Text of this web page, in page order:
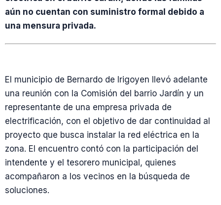
aún no cuentan con suministro formal debido a
una mensura privada.
El municipio de Bernardo de Irigoyen llevó adelante
una reunión con la Comisión del barrio Jardín y un
representante de una empresa privada de
electrificación, con el objetivo de dar continuidad al
proyecto que busca instalar la red eléctrica en la
zona. El encuentro contó con la participación del
intendente y el tesorero municipal, quienes
acompañaron a los vecinos en la búsqueda de
soluciones.